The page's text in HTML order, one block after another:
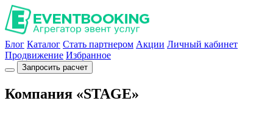
Блог Каталог Стать партнером Акции Личный кабинет
Продвижение Избранное
Запросить расчет
Компания «STAGE»